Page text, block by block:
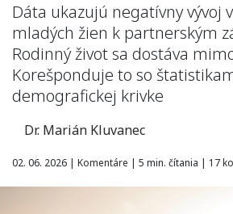
Dáta ukazujú negatívny vývoj
mladých žien k partnerským
Rodinný život sa dostáva
Korešponduje to so
demografickej krivke
Dr. Marián Kluvanec
02. 06. 2026 | Komentáre | 5 min. čítania | 17